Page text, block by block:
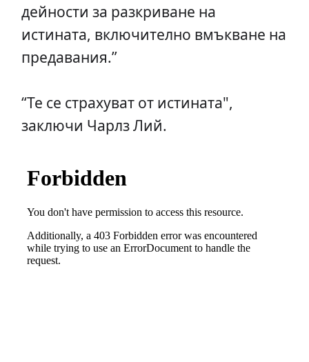
дейности за разкриване на
истината, включително вмъкване на
предавания.”
“Те се страхуват от истината",
заключи Чарлз Лий.